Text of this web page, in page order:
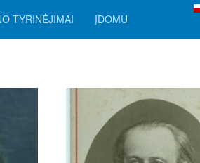
TYRINĖJIMAI ĮDOMU